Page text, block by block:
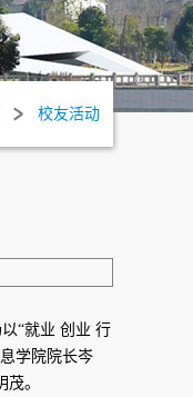
校友活动
“就业 创业 行
学院院长岑
。